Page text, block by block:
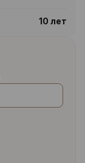
10 лет